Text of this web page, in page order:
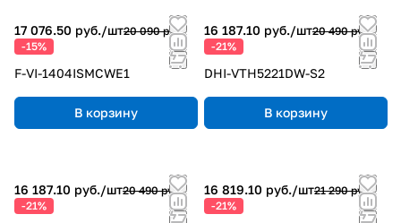
17 076.50 руб./шт20 090 руб.
-15%
F-VI-1404ISMCWE1
В корзину
16 187.10 руб./шт20 490 руб.
-21%
DHI-VTH5221DW-S2
В корзину
16 187.10 руб./шт20 490 руб.
-21%
16 819.10 руб./шт21 290 руб.
-21%